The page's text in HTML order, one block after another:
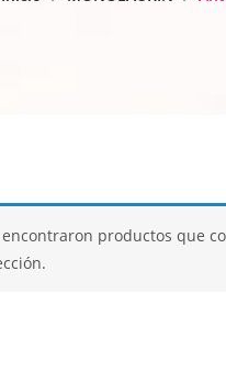
encontraron productos que